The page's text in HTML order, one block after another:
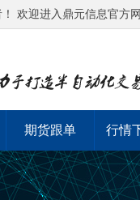
欢迎进入鼎元信息官方
期货跟单 行情